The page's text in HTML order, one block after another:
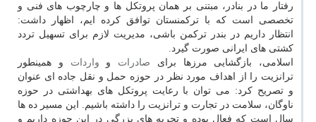
رفتار ما در بنادر، مبتنی بر همان پروتکل ها و چارچوب های فنی و
تخصصی است که با ترکمنستان توافق کرده ایم، اظهار داشت:
انتظار داریم در بندر ترکمن باشی، مدیریت لازم برای تسهیل تردد
کشتی های ایرانی صورت گیرد.
اسلامی، بازگشایی مرزها برای صادرات و واردات و همینطور
ترانزیت را از اهداف مورد نظر در حوزه حمل و نقل جاده ای عنوان
و تصریح کرد: می توان با رعایت پروتکل های بهداشتی در حوزه
ناوگان، سلامت در تجارت و ترانزیت را داشته باشیم. این مسیر ده ها
سال است که فعال بوده و تجربه های بزرگی در این حوزه داریم و